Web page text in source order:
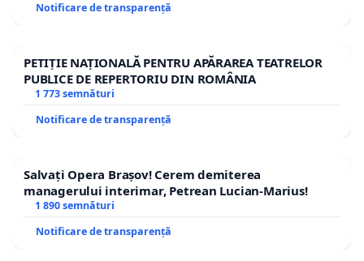
Notificare de transparență
PETIȚIE NAȚIONALĂ PENTRU APĂRAREA TEATRELOR
PUBLICE DE REPERTORIU DIN ROMÂNIA
1 773 semnături
Notificare de transparență
Salvați Opera Brașov! Cerem demiterea
managerului interimar, Petrean Lucian-Marius!
1 890 semnături
Notificare de transparență